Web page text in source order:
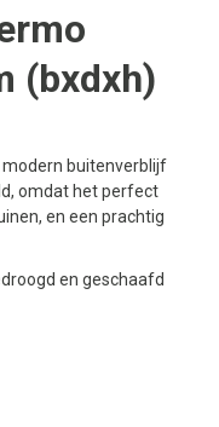
(bxdxh)
buitenverblijf
omdat het perfect
en een prachtig
en geschaafd